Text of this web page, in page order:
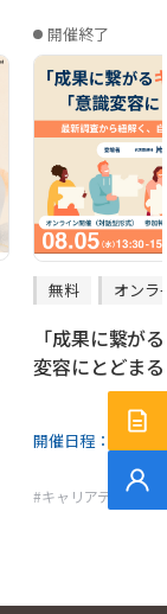
サ
無
開催終了
無料 オンラ
「成果に繋が
変容にとどま
開催日程： 2026
#キャリアデザイン